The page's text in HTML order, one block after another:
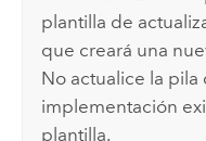
plantilla de
que creará una
No actualice la pila
implementación
plantilla.